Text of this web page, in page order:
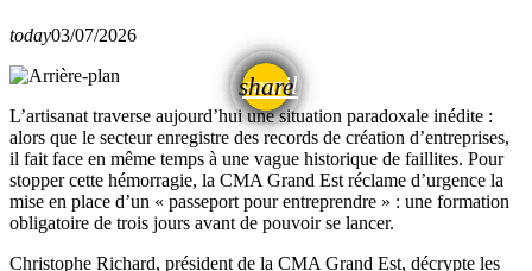
today03/07/2026
share
email
L’artisanat traverse aujourd’hui une situation paradoxale inédite :
alors que le secteur enregistre des records de création d’entreprises,
il fait face en même temps à une vague historique de faillites. Pour
stopper cette hémorragie, la CMA Grand Est réclame d’urgence la
mise en place d’un « passeport pour entreprendre » : une formation
obligatoire de trois jours avant de pouvoir se lancer.
Christophe Richard, président de la CMA Grand Est, décrypte les